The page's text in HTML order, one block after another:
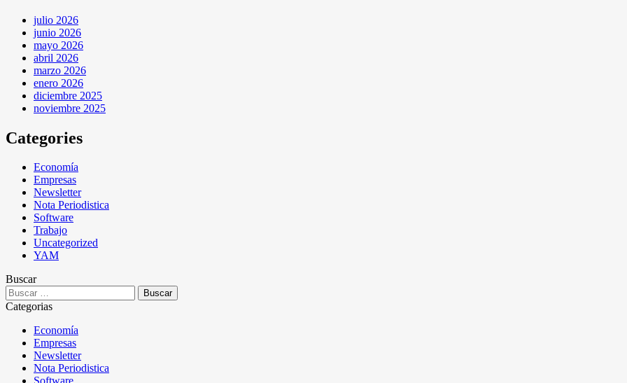
julio 2026
junio 2026
mayo 2026
abril 2026
marzo 2026
enero 2026
diciembre 2025
noviembre 2025
Categories
Economía
Empresas
Newsletter
Nota Periodistica
Software
Trabajo
Uncategorized
YAM
Buscar
Categorias
Economía
Empresas
Newsletter
Nota Periodistica